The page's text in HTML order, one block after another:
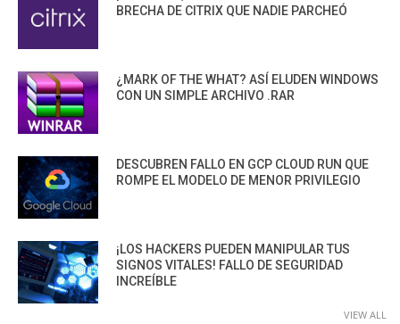
BRECHA DE CITRIX QUE NADIE PARCHEÓ
¿MARK OF THE WHAT? ASÍ ELUDEN WINDOWS
CON UN SIMPLE ARCHIVO .RAR
DESCUBREN FALLO EN GCP CLOUD RUN QUE
ROMPE EL MODELO DE MENOR PRIVILEGIO
¡LOS HACKERS PUEDEN MANIPULAR TUS
SIGNOS VITALES! FALLO DE SEGURIDAD
INCREÍBLE
VIEW ALL